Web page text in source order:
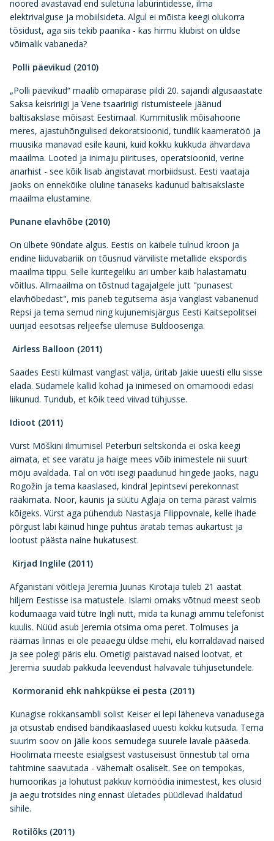
noored avastavad end suletuna labürintidesse, ilma
elektrivalguse ja mobiilsideta. Algul ei mõista keegi olukorra
tõsidust, aga siis tekib paanika - kas hirmu klubist on üldse
võimalik vabaneda?
Polli päevikud (2010)
„Polli päevikud“ maalib omapärase pildi 20. sajandi algusaastate
Saksa keisririigi ja Vene tsaaririigi ristumisteele jäänud
baltisakslase mõisast Eestimaal. Kummituslik mõisahoone
meres, ajastuhõngulised dekoratsioonid, tundlik kaameratöö ja
muusika manavad esile kauni, kuid kokku kukkuda ähvardava
maailma. Looted ja inimaju piirituses, operatsioonid, verine
anarhist - see kõik lisab ängistavat morbiidsust. Eesti vaataja
jaoks on ennekõike oluline tänaseks kadunud baltisakslaste
maailma elustamine.
Punane elavhõbe (2010)
On ülbete 90ndate algus. Eestis on käibele tulnud kroon ja
endine liiduvabariik on tõusnud värviliste metallide ekspordis
maailma tippu. Selle kuritegeliku äri ümber käib halastamatu
võitlus. Allmaailma on tõstnud tagajalgele jutt "punasest
elavhõbedast", mis paneb tegutsema äsja vanglast vabanenud
Repsi ja tema semud ning kujunemisjärgus Eesti Kaitsepolitsei
uurijad eesotsas reljeefse ülemuse Buldooseriga.
Airless Balloon (2011)
Saades Eesti külmast vanglast välja, üritab Jakie uuesti ellu sisse
elada. Südamele kallid kohad ja inimesed on omamoodi edasi
liikunud. Tundub, et kõik teed viivad tühjusse.
Idioot (2011)
Vürst Mõškini ilmumisel Peterburi seltskonda ei oska keegi
aimata, et see varatu ja haige mees võib inimestele nii suurt
mõju avaldada. Tal on võti isegi paadunud hingede jaoks, nagu
Rogožin ja tema kaaslased, kindral Jepintsevi perekonnast
rääkimata. Noor, kaunis ja süütu Aglaja on tema pärast valmis
kõigeks. Vürst aga pühendub Nastasja Filippovnale, kelle ihade
põrgust läbi käinud hinge puhtus äratab temas aukartust ja
lootust päästa naine hukatusest.
Kirjad Inglile (2011)
Afganistani võitleja Jeremia Juunas Kirotaja tuleb 21 aastat
hiljem Eestisse isa matustele. Islami omaks võtnud meest seob
kodumaaga vaid tütre Ingli nutt, mida ta kunagi ammu telefonist
kuulis. Nüüd asub Jeremia otsima oma peret. Tolmuses ja
räämas linnas ei ole peaaegu üldse mehi, elu korraldavad naised
ja see polegi päris elu. Ometigi paistavad naised lootvat, et
Jeremia suudab pakkuda leevendust halvavale tühjusetundele.
Kormoranid ehk nahkpükse ei pesta (2011)
Kunagise rokkansambli solist Keiser ei lepi läheneva vanadusega
ja otsustab endised bändikaaslased uuesti kokku kutsuda. Tema
suurim soov on jälle koos semudega suurele lavale pääseda.
Hoolimata meeste esialgsest vastuseisust õnnestub tal oma
tahtmine saavutada - vähemalt osaliselt. See on tempokas,
humoorikas ja lohutust pakkuv komöödia inimestest, kes olusid
ja aegu trotsides ning ennast ületades püüdlevad ihaldatud
sihile.
Rotilõks (2011)